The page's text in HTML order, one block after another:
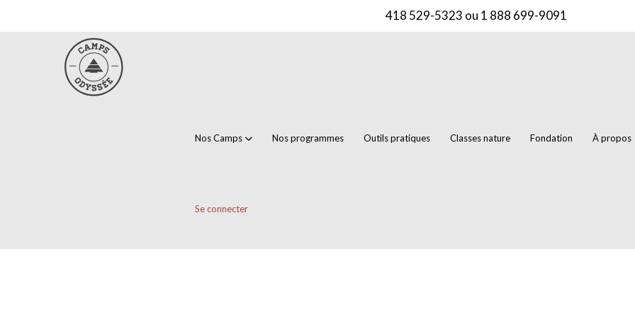
418 529-5323 ou 1 888 699-9091
Nos Camps Nos programmes Outils pratiques Classes nature Fondation À propos
Se connecter